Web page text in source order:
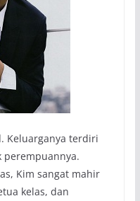
Keluarganya terdiri
perempuannya.
Kim sangat mahir
kelas, dan